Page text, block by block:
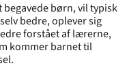
børn, vil typisk
bedre, oplever sig
forstået af lærerne,
kommer barnet til